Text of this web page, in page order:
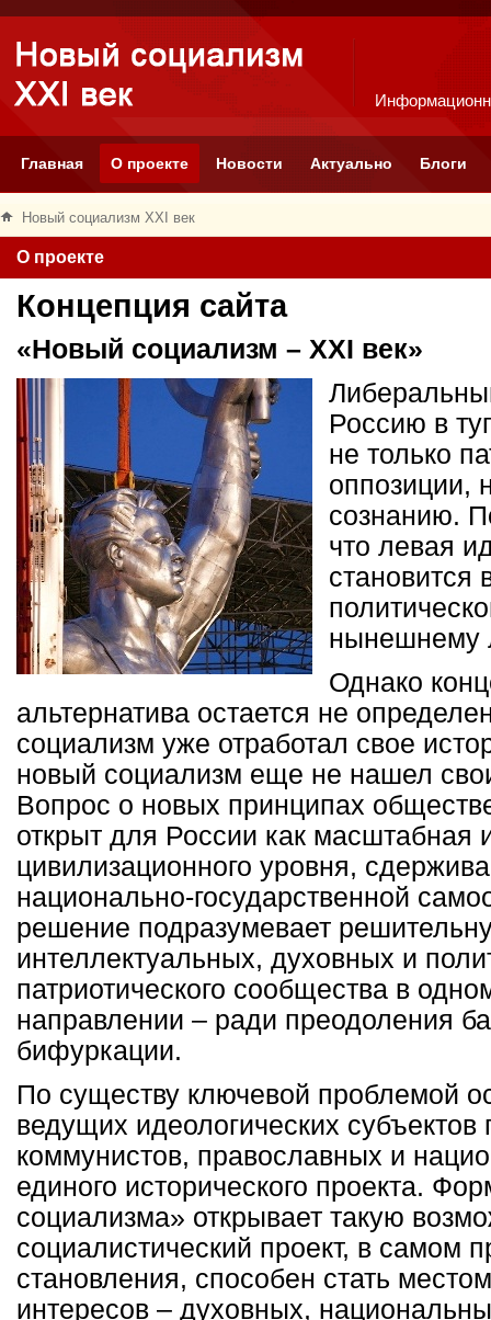
Главная О проекте Новости Актуально Блоги
Новый социализм XXI век
О проекте
Концепция сайта
«Новый социализм – XXI век»
Россию в
не только
оппозиции,
сознанию.
что левая
становится
нынешнему
Однако
альтернатива остается не
социализм уже отработал свое
новый социализм еще не нашел
Вопрос о новых принципах
открыт для России как масштабная
цивилизационного уровня,
национально-государственной
решение подразумевает
интеллектуальных, духовных и
патриотического сообщества в
направлении – ради преодоления
бифуркации.
По существу ключевой проблемой
ведущих идеологических субъектов
коммунистов, православных и
единого исторического проекта.
социализма» открывает такую
социалистический проект, в самом
становления, способен стать
интересов – духовных,